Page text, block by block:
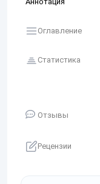
Оглавление
Статистика
Отзывы
Рецензии